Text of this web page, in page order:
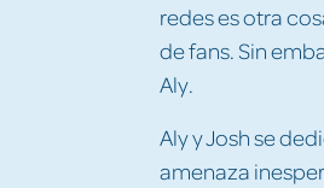
redes es otra
de fans. Sin
Aly.
Aly y Josh se
amenaza